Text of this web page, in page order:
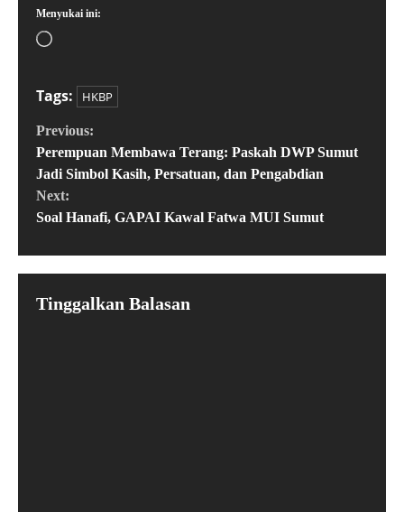
Menyukai ini:
Tags: HKBP
Previous:
Perempuan Membawa Terang: Paskah DWP Sumut
Jadi Simbol Kasih, Persatuan, dan Pengabdian
Next:
Soal Hanafi, GAPAI Kawal Fatwa MUI Sumut
Tinggalkan Balasan